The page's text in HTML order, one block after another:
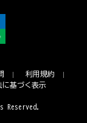
利用規約
に基づく表示